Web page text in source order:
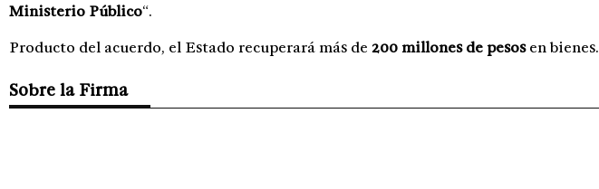
Ministerio Público“.
Producto del acuerdo, el Estado recuperará más de 200 millones de pesosen bienes.
Sobre la Firma